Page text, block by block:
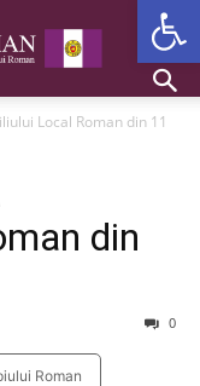
Local Roman din 11
din
0
Roman